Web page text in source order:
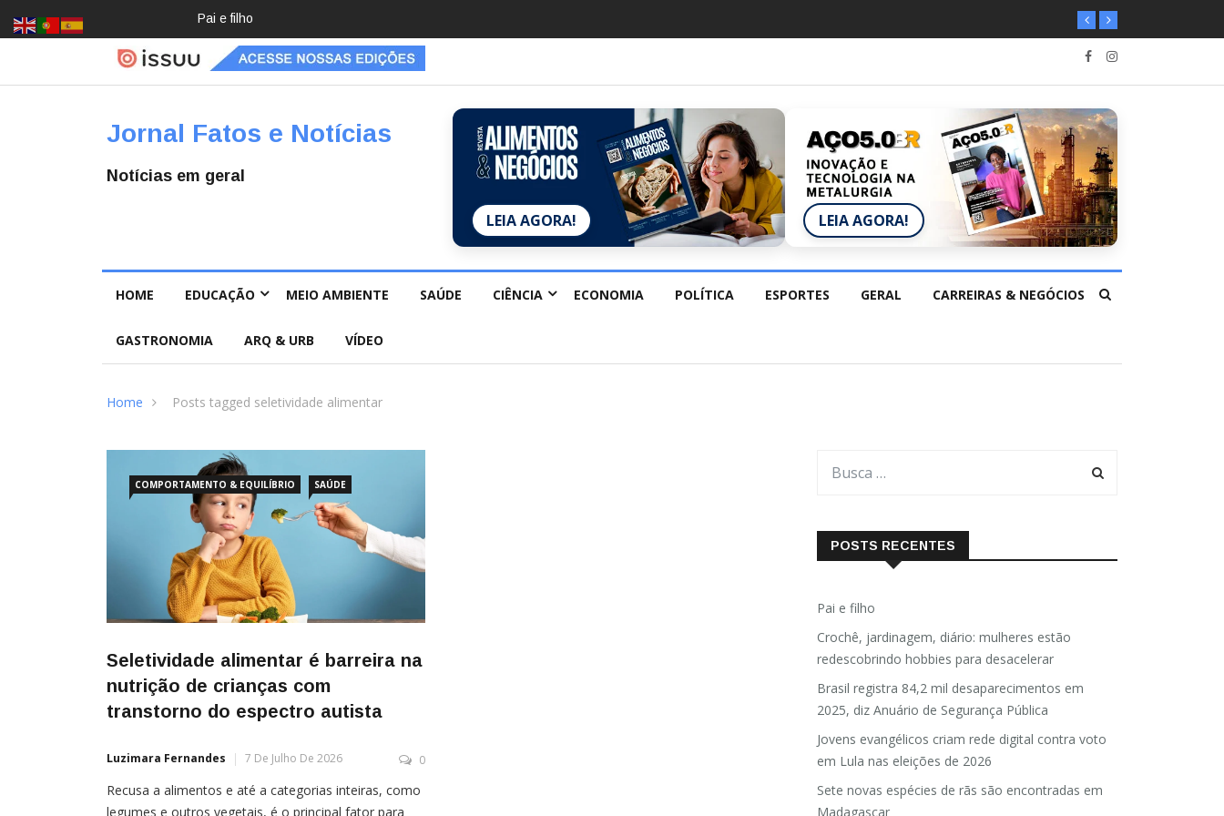
Pai e filhoCrochê,
jardinage
m, diário:
mulheres
rindo
hobbies
desacele
Jornal Fatos e Notícias
Notícias em geral
LEIA AGORA! LEIA AGORA!
HOME EDUCAÇÃO MEIO AMBIENTE SAÚDE CIÊNCIA ECONOMIA POLÍTICA ESPORTES GERAL CARREIRAS & NEGÓCIOS
GASTRONOMIA ARQ & URB VÍDEO
Home Posts tagged seletividade alimentar
COMPORTAMENTO & EQUILÍBRIO SAÚDE
Seletividade alimentar é barreira na
nutrição de crianças com
transtorno do espectro autista
Luzimara Fernandes 7 De Julho De 2026 0
Recusa a alimentos e até a categorias inteiras, como
legumes e outros vegetais, é o principal fator para
POSTS RECENTES
Pai e filho
Crochê, jardinagem, diário: mulheres estão
redescobrindo hobbies para desacelerar
Brasil registra 84,2 mil desaparecimentos em
2025, diz Anuário de Segurança Pública
Jovens evangélicos criam rede digital contra voto
em Lula nas eleições de 2026
Sete novas espécies de rãs são encontradas em
Madagascar